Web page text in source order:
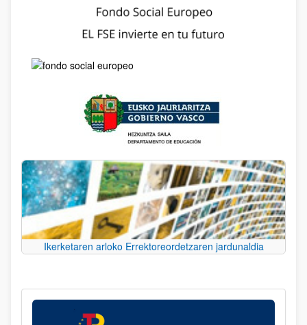
Ikerketaren arloko Errektoreordetzaren jardunaldia